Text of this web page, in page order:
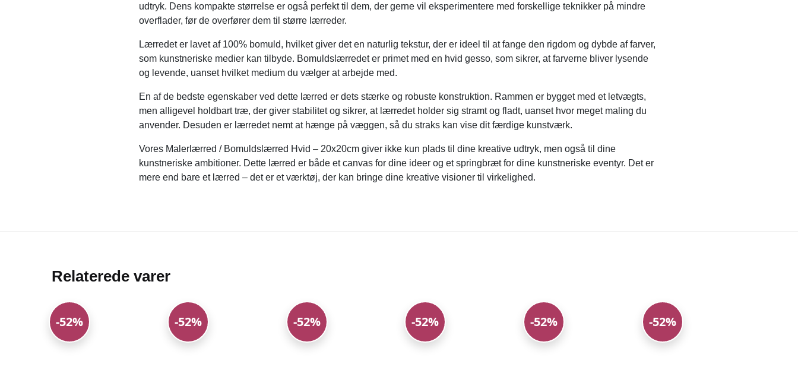
udtryk. Dens kompakte størrelse er også perfekt til dem, der gerne vil eksperimentere med forskellige teknikker på mindre
overflader, før de overfører dem til større lærreder.
Lærredet er lavet af 100% bomuld, hvilket giver det en naturlig tekstur, der er ideel til at fange den rigdom og dybde af farver,
som kunstneriske medier kan tilbyde. Bomuldslærredet er primet med en hvid gesso, som sikrer, at farverne bliver lysende
og levende, uanset hvilket medium du vælger at arbejde med.
En af de bedste egenskaber ved dette lærred er dets stærke og robuste konstruktion. Rammen er bygget med et letvægts,
men alligevel holdbart træ, der giver stabilitet og sikrer, at lærredet holder sig stramt og fladt, uanset hvor meget maling du
anvender. Desuden er lærredet nemt at hænge på væggen, så du straks kan vise dit færdige kunstværk.
Vores Malerlærred / Bomuldslærred Hvid – 20x20cm giver ikke kun plads til dine kreative udtryk, men også til dine
kunstneriske ambitioner. Dette lærred er både et canvas for dine ideer og et springbræt for dine kunstneriske eventyr. Det er
mere end bare et lærred – det er et værktøj, der kan bringe dine kreative visioner til virkelighed.
Relaterede varer
-52% -52% -52% -52% -52% -52%